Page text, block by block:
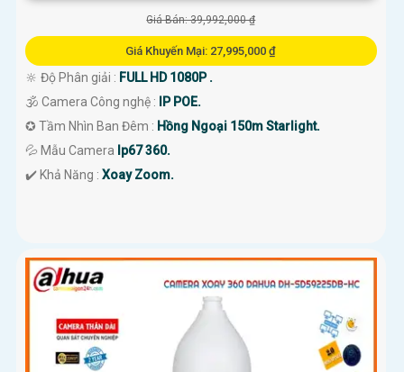
Giá Bán: 39,992,000 ₫
Giá Khuyến Mại: 27,995,000 ₫
🔆 Độ Phân giải : FULL HD 1080P .
🕉️ Camera Công nghệ :
IP POE.
✪ Tầm Nhìn Ban Đêm : Hồng Ngoại 150m Starlight.
💦 Mẫu Camera Ip67 360.
️✔️ Khả Năng : Xoay Zoom.